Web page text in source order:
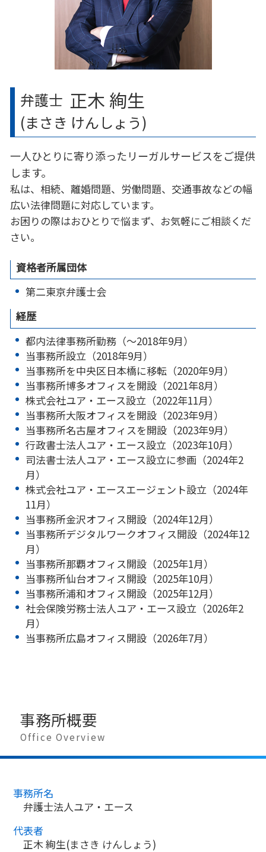
中央区 労働問題 弁護士
中央区 相続 弁護士
弁護士 正木 絢生
(まさき けんしょう)
一人ひとりに寄り添ったリーガルサービスをご提供
します。
私は、相続、離婚問題、労働問題、交通事故などの幅
広い法律問題に対応しています。
お困りの際はおひとりで悩まず、お気軽にご相談くだ
さい。
資格者所属団体
第二東京弁護士会
経歴
都内法律事務所勤務（～2018年9月）
当事務所設立（2018年9月）
当事務所を中央区日本橋に移転（2020年9月）
当事務所博多オフィスを開設（2021年8月）
株式会社ユア・エース設立（2022年11月）
当事務所大阪オフィスを開設（2023年9月）
当事務所名古屋オフィスを開設（2023年9月）
行政書士法人ユア・エース設立（2023年10月）
司法書士法人ユア・エース設立に参画（2024年2
月）
株式会社ユア・エースエージェント設立（2024年
11月）
当事務所金沢オフィス開設（2024年12月）
当事務所デジタルワークオフィス開設（2024年12
月）
当事務所那覇オフィス開設（2025年1月）
当事務所仙台オフィス開設（2025年10月）
当事務所浦和オフィス開設（2025年12月）
社会保険労務士法人ユア・エース設立（2026年2
月）
当事務所広島オフィス開設（2026年7月）
事務所概要
Office Overview
事務所名
弁護士法人ユア・エース
代表者
正木 絢生(まさき けんしょう)